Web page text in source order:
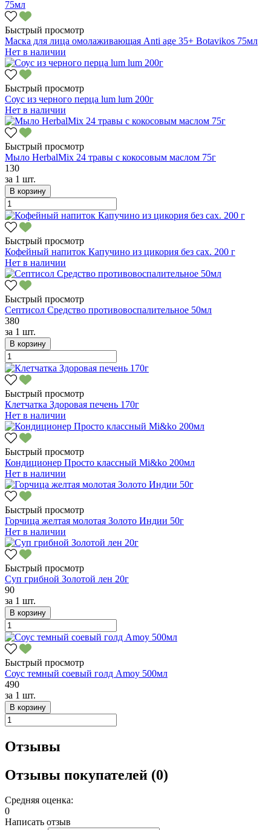
Быстрый просмотр
Маска для лица омолаживающая Anti age 35+ Botavikos 75мл
Нет в наличии
Быстрый просмотр
Соус из черного перца lum lum 200г
Нет в наличии
Быстрый просмотр
Мыло HerbalMix 24 травы с кокосовым маслом 75г
130
за 1 шт.
В корзину
Быстрый просмотр
Кофейный напиток Капучино из цикория без сах. 200 г
Нет в наличии
Быстрый просмотр
Септисол Средство противовоспалительное 50мл
380
за 1 шт.
В корзину
Быстрый просмотр
Клетчатка Здоровая печень 170г
Нет в наличии
Быстрый просмотр
Кондиционер Просто классный Mi&ko 200мл
Нет в наличии
Быстрый просмотр
Горчица желтая молотая Золото Индии 50г
Нет в наличии
Быстрый просмотр
Суп грибной Золотой лен 20г
90
за 1 шт.
В корзину
Быстрый просмотр
Соус темный соевый голд Amoy 500мл
490
за 1 шт.
В корзину
Отзывы
Отзывы покупателей (0)
Средняя оценка:
0
Написать отзыв